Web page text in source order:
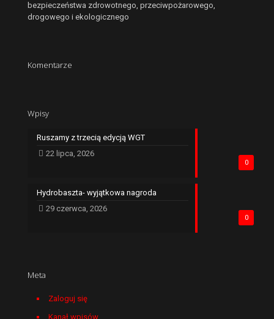
bezpieczeństwa zdrowotnego, przeciwpożarowego,
drogowego i ekologicznego
Komentarze
Wpisy
0
Ruszamy z trzecią edycją WGT
22 lipca, 2026
0
Hydrobaszta- wyjątkowa nagroda
29 czerwca, 2026
Meta
Zaloguj się
Kanał wpisów